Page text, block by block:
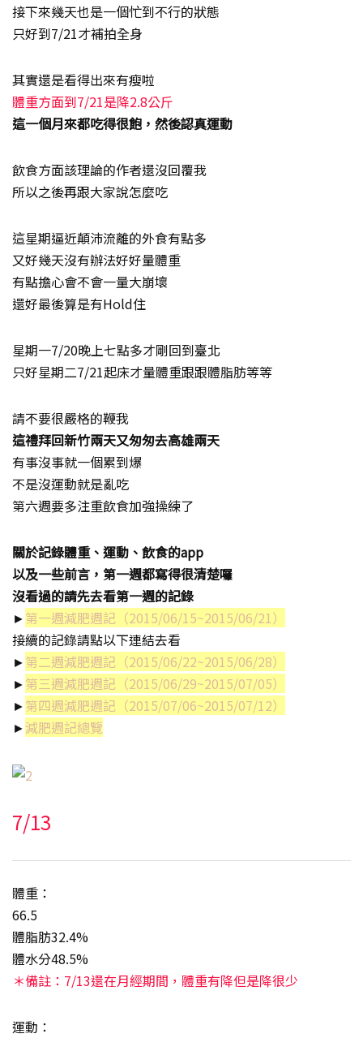
接下來幾天也是一個忙到不行的狀態
只好到7/21才補拍全身
其實還是看得出來有瘦啦
體重方面到7/21是降2.8公斤
這一個月來都吃得很飽，然後認真運動
飲食方面該理論的作者還沒回覆我
所以之後再跟大家說怎麼吃
這星期逼近顛沛流離的外食有點多
又好幾天沒有辦法好好量體重
有點擔心會不會一量大崩壞
還好最後算是有Hold住
星期一7/20晚上七點多才剛回到臺北
只好星期二7/21起床才量體重跟跟體脂肪等等
請不要很嚴格的鞭我
這禮拜回新竹兩天又匆匆去高雄兩天
有事沒事就一個累到爆
不是沒運動就是亂吃
第六週要多注重飲食加強操練了
關於記錄體重、運動、飲食的app
以及一些前言，第一週都寫得很清楚囉
沒看過的請先去看第一週的記錄
►第一週減肥週記（2015/06/15~2015/06/21）
接續的記錄請點以下連結去看
►第二週減肥週記（2015/06/22~2015/06/28）
►第三週減肥週記（2015/06/29~2015/07/05）
►第四週減肥週記（2015/07/06~2015/07/12）
►減肥週記總覽
7/13
體重：
66.5
體脂肪32.4%
體水分48.5%
＊備註：7/13還在月經期間，體重有降但是降很少
運動：